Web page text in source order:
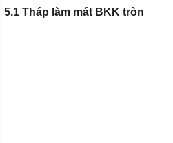
5.1 Tháp làm mát BKK tròn